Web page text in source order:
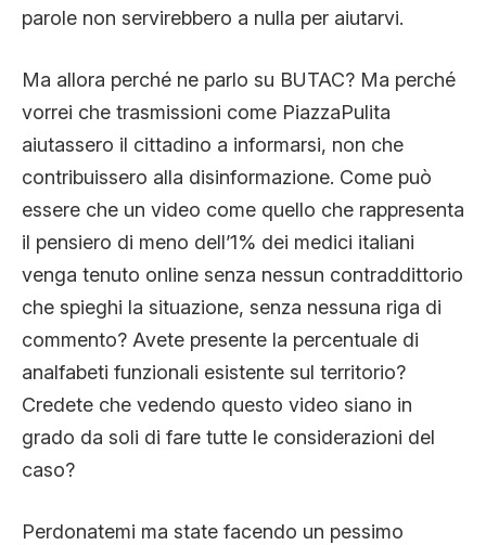
parole non servirebbero a nulla per aiutarvi.
Ma allora perché ne parlo su BUTAC? Ma perché
vorrei che trasmissioni come PiazzaPulita
aiutassero il cittadino a informarsi, non che
contribuissero alla disinformazione. Come può
essere che un video come quello che rappresenta
il pensiero di meno dell’1% dei medici italiani
venga tenuto online senza nessun contraddittorio
che spieghi la situazione, senza nessuna riga di
commento? Avete presente la percentuale di
analfabeti funzionali esistente sul territorio?
Credete che vedendo questo video siano in
grado da soli di fare tutte le considerazioni del
caso?
Perdonatemi ma state facendo un pessimo